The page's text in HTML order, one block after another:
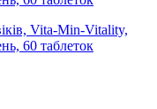
Vita-Min-Vitality,
60 таблеток